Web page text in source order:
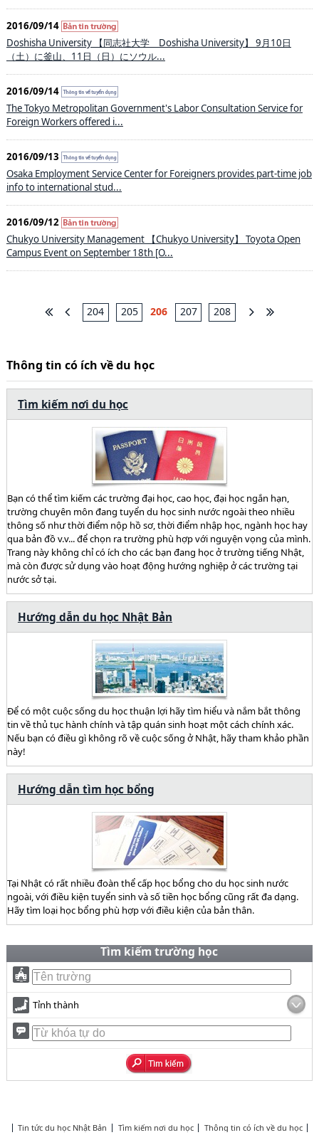
2016/09/14
Doshisha University 【同志社大学 Doshisha University】 9月10日
（土）に釜山、11日（日）にソウル...
2016/09/14
The Tokyo Metropolitan Government's Labor Consultation Service for
Foreign Workers offered i...
2016/09/13
Osaka Employment Service Center for Foreigners provides part-time job
info to international stud...
2016/09/12
Chukyo University Management 【Chukyo University】 Toyota Open
Campus Event on September 18th [O...
204 205 206 207 208
Thông tin có ích về du học
Tìm kiếm nơi du học
Bạn có thể tìm kiếm các trường đại học, cao học, đại học ngắn hạn,
trường chuyên môn đang tuyển du học sinh nước ngoài theo nhiều
thông số như thời điểm nộp hồ sơ, thời điểm nhập học, ngành học hay
qua bản đồ v.v... để chọn ra trường phù hợp với nguyện vọng của mình.
Trang này không chỉ có ích cho các bạn đang học ở trường tiếng Nhật,
mà còn được sử dụng vào hoạt động hướng nghiệp ở các trường tại
nước sở tại.
Hướng dẫn du học Nhật Bản
Để có một cuộc sống du học thuận lợi hãy tìm hiểu và nắm bắt thông
tin về thủ tục hành chính và tập quán sinh hoạt một cách chính xác.
Nếu bạn có điều gì không rõ về cuộc sống ở Nhật, hãy tham khảo phần
này!
Hướng dẫn tìm học bổng
Tại Nhật có rất nhiều đoàn thể cấp học bổng cho du học sinh nước
ngoài, với điều kiện tuyển sinh và số tiền học bổng cũng rất đa dạng.
Hãy tìm loại học bổng phù hợp với điều kiện của bản thân.
Tìm kiếm trường học
Tỉnh thành
Tin tức du học Nhật Bản Tìm kiếm nơi du học
Thông tin có ích về du học